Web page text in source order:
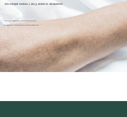
Köszöntjük kedves Látogatóinkat oldalunkon!
"Csak jelen vagyunk a nehéz pillanatokban,
mi vagyunk a kinyújtott kéz, amit el lehet érni..."